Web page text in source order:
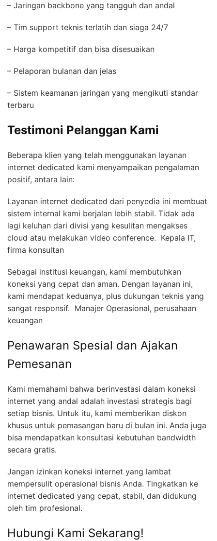
– Jaringan backbone yang tangguh dan andal
– Tim support teknis terlatih dan siaga 24/7
– Harga kompetitif dan bisa disesuaikan
– Pelaporan bulanan dan jelas
– Sistem keamanan jaringan yang mengikuti standar
terbaru
Testimoni Pelanggan Kami
Beberapa klien yang telah menggunakan layanan
internet dedicated kami menyampaikan pengalaman
positif, antara lain:
Layanan internet dedicated dari penyedia ini membuat
sistem internal kami berjalan lebih stabil. Tidak ada
lagi keluhan dari divisi yang kesulitan mengakses
cloud atau melakukan video conference.  Kepala IT,
firma konsultan
Sebagai institusi keuangan, kami membutuhkan
koneksi yang cepat dan aman. Dengan layanan ini,
kami mendapat keduanya, plus dukungan teknis yang
sangat responsif.  Manajer Operasional, perusahaan
keuangan
Penawaran Spesial dan Ajakan
Pemesanan
Kami memahami bahwa berinvestasi dalam koneksi
internet yang andal adalah investasi strategis bagi
setiap bisnis. Untuk itu, kami memberikan diskon
khusus untuk pemasangan baru di bulan ini. Anda juga
bisa mendapatkan konsultasi kebutuhan bandwidth
secara gratis.
Jangan izinkan koneksi internet yang lambat
mempersulit operasional bisnis Anda. Tingkatkan ke
internet dedicated yang cepat, stabil, dan didukung
oleh tim profesional.
Hubungi Kami Sekarang!